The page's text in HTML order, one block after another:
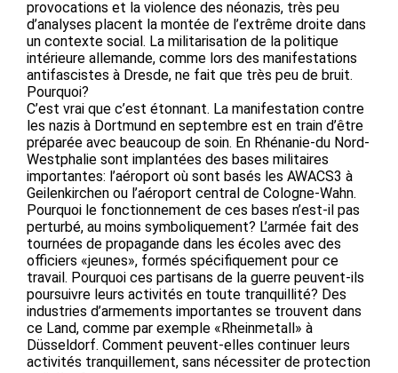
provocations et la violence des néonazis, très peu
d’analyses placent la montée de l’extrême droite dans
un contexte social. La militarisation de la politique
intérieure allemande, comme lors des manifestations
antifascistes à Dresde, ne fait que très peu de bruit.
Pourquoi?
C’est vrai que c’est étonnant. La manifestation contre
les nazis à Dortmund en septembre est en train d’être
préparée avec beaucoup de soin. En Rhénanie-du Nord-
Westphalie sont implantées des bases militaires
importantes: l’aéroport où sont basés les AWACS3 à
Geilenkirchen ou l’aéroport central de Cologne-Wahn.
Pourquoi le fonctionnement de ces bases n’est-il pas
perturbé, au moins symboliquement? L’armée fait des
tournées de propagande dans les écoles avec des
officiers «jeunes», formés spécifiquement pour ce
travail. Pourquoi ces partisans de la guerre peuvent-ils
poursuivre leurs activités en toute tranquillité? Des
industries d’armements importantes se trouvent dans
ce Land, comme par exemple «Rheinmetall» à
Düsseldorf. Comment peuvent-elles continuer leurs
activités tranquillement, sans nécessiter de protection